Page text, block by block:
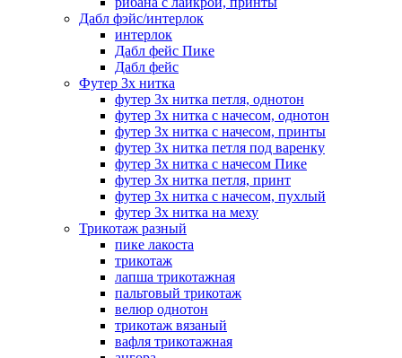
Дабл фэйс/интерлок
интерлок
Дабл фейс Пике
Дабл фейс
Футер 3х нитка
футер 3х нитка петля, однотон
футер 3х нитка с начесом, однотон
футер 3х нитка с начесом, принты
футер 3х нитка петля под варенку
футер 3х нитка с начесом Пике
футер 3х нитка петля, принт
футер 3х нитка с начесом, пухлый
футер 3х нитка на меху
Трикотаж разный
пике лакоста
трикотаж
лапша трикотажная
пальтовый трикотаж
велюр однотон
трикотаж вязаный
вафля трикотажная